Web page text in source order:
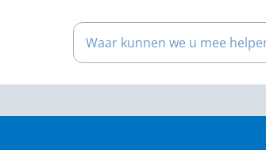
Waar kunnen we u mee